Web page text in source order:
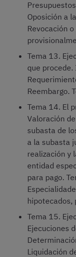
Oposición a
Revocación
Tema 13.
que
Reembargo.
Tema 14. El
Valoración
subasta de
a la subasta
realización y
entidad
para pago.
hipotecados,
Tema 15.
Ejecuciones
Liquidación